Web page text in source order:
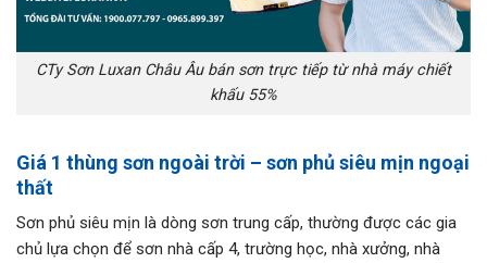
CTy Sơn Luxan Châu Âu bán sơn trực tiếp từ nhà máy chiết
khấu 55%
Giá 1 thùng sơn ngoài trời – sơn phủ siêu mịn ngoại
thất
Sơn phủ siêu mịn là dòng sơn trung cấp, thường được các gia
chủ lựa chọn để sơn nhà cấp 4, trường học, nhà xưởng, nhà